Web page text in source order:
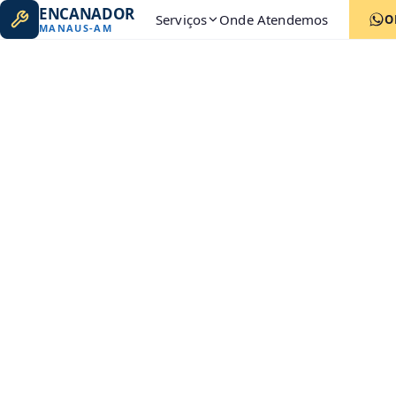
ENCANADOR
MANAUS-AM Serviços Onde Atendemos